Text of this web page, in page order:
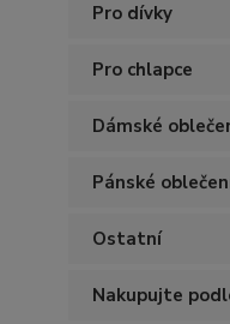
Pro dívky
Pro chlapce
Dámské
Pánské
Ostatní
Nakupujte